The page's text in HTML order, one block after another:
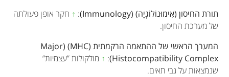
תורת החיסון (אִימוּנוֹלוֹגְיָה) (Immunology)
:
↑ חקר אופן פעולתה
של מערכת החיסון.
המערך הראשי של ההתאמה הרקמתית (MHC) (Major
Histocompatibility Complex)
:
↑ מולקולות ”עצמיות”
שנמצאות על גבי תאים.